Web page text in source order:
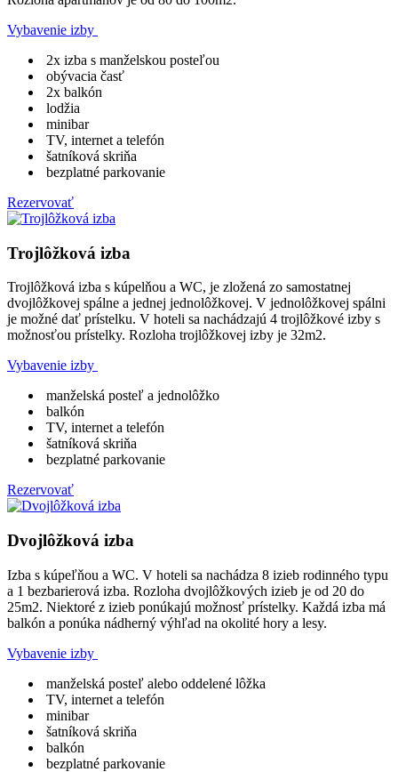
Vybavenie izby
2x izba s manželskou posteľou
obývacia časť
2x balkón
lodžia
minibar
TV, internet a telefón
šatníková skriňa
bezplatné parkovanie
Rezervovať
Trojlôžková izba
Trojlôžková izba s kúpelňou a WC, je zložená zo samostatnej
dvojlôžkovej spálne a jednej jednolôžkovej. V jednolôžkovej spálni
je možné dať prístelku. V hoteli sa nachádzajú 4 trojlôžkové izby s
možnosťou prístelky. Rozloha trojlôžkovej izby je 32m2.
Vybavenie izby
manželská posteľ a jednolôžko
balkón
TV, internet a telefón
šatníková skriňa
bezplatné parkovanie
Rezervovať
Dvojlôžková izba
Izba s kúpeľňou a WC. V hoteli sa nachádza 8 izieb rodinného typu
a 1 bezbarierová izba. Rozloha dvojlôžkových izieb je od 20 do
25m2. Niektoré z izieb ponúkajú možnosť prístelky. Každá izba má
balkón a ponúka nádherný výhľad na okolité hory a lesy.
Vybavenie izby
manželská posteľ alebo oddelené lôžka
TV, internet a telefón
minibar
šatníková skriňa
balkón
bezplatné parkovanie